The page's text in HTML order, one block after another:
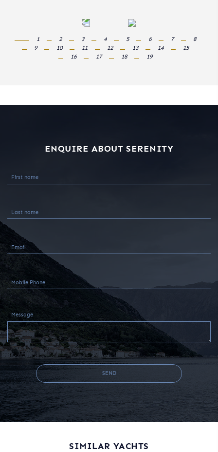
ENQUIRE ABOUT SERENITY
Message
SEND
SIMILAR YACHTS